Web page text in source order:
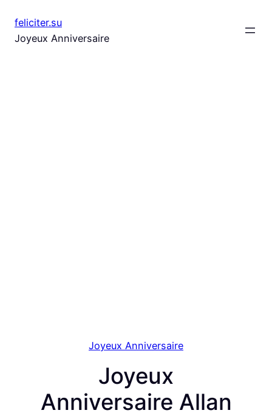
au
contenu
feliciter.su
Joyeux Anniversaire
Joyeux Anniversaire
Joyeux
Anniversaire Allan